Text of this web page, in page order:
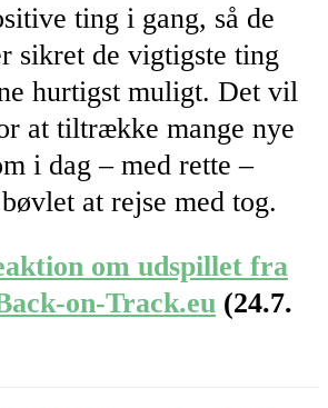
ting i gang, så de
sikret de vigtigste ting
hurtigst muligt. Det vil
at tiltrække mange nye
i dag – med rette –
at rejse med tog.
om udspillet fra
on-Track.eu (24.7.